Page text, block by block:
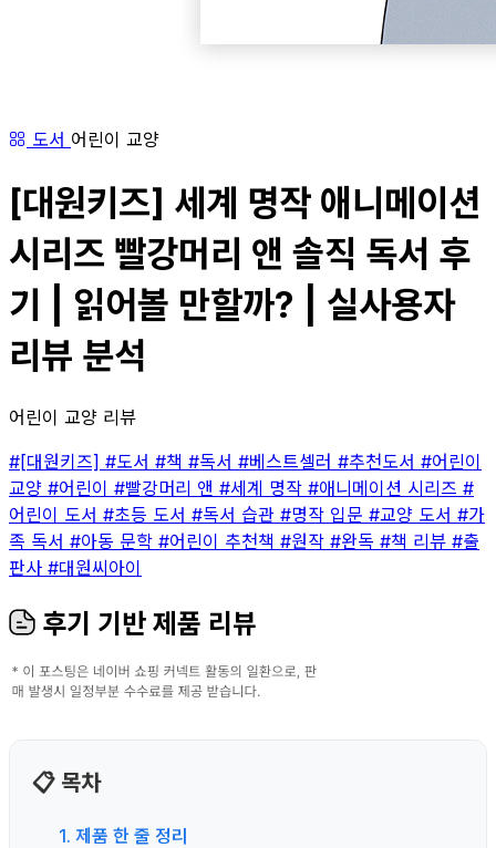
도서 어린이 교양
[대원키즈] 세계 명작 애니메이션
시리즈 빨강머리 앤 솔직 독서 후
기 | 읽어볼 만할까? | 실사용자
리뷰 분석
어린이 교양 리뷰
#[대원키즈] #도서 #책 #독서 #베스트셀러 #추천도서 #어린이
교양 #어린이 #빨강머리 앤 #세계 명작 #애니메이션 시리즈 #
어린이 도서 #초등 도서 #독서 습관 #명작 입문 #교양 도서 #가
족 독서 #아동 문학 #어린이 추천책 #원작 #완독 #책 리뷰 #출
판사 #대원씨아이
후기 기반 제품 리뷰
📋 목차
1. 제품 한 줄 정리